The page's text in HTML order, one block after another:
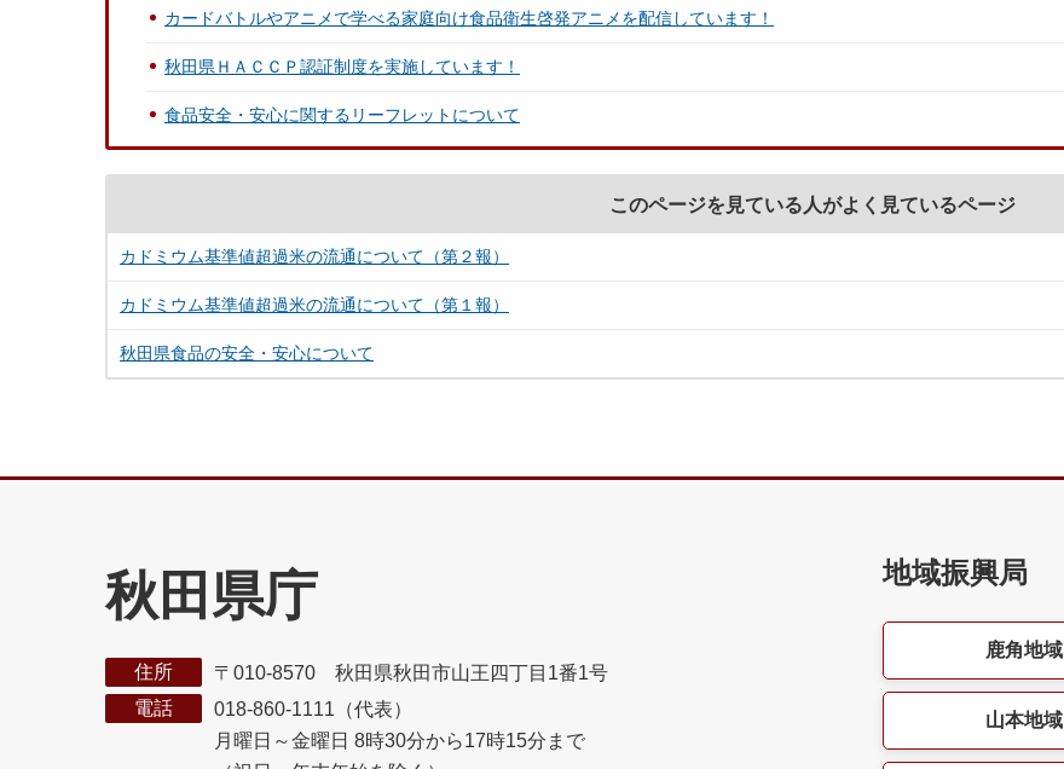
カードバトルやアニメで学べる家庭向け食品衛生啓発アニメを配信しています！
秋田県ＨＡＣＣＰ認証制度を実施しています！
食品安全・安心に関するリーフレットについて
このページを見ている人がよく見ているページ
カドミウム基準値超過米の流通について（第２報）
カドミウム基準値超過米の流通について（第１報）
秋田県食品の安全・安心について
秋田県庁
住所
〒010-8570 秋田県秋田市山王四丁目1番1号
電話
018-860-1111（代表）
月曜日～金曜日 8時30分から17時15分まで
地域振興局
鹿角地域
山本地域